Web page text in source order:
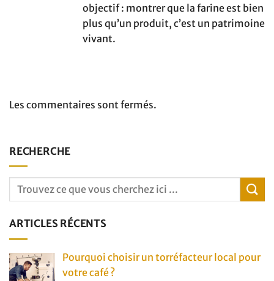
objectif : montrer que la farine est bien
plus qu’un produit, c’est un patrimoine
vivant.
Les commentaires sont fermés.
RECHERCHE
ARTICLES RÉCENTS
Pourquoi choisir un torréfacteur local pour
votre café ?